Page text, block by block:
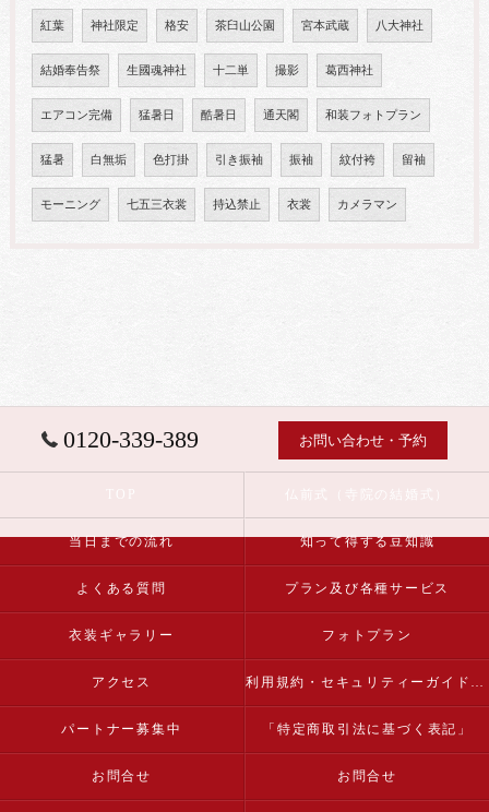
紅葉 神社限定 格安 茶臼山公園 宮本武蔵 八大神社
結婚奉告祭 生國魂神社 十二単 撮影 葛西神社
エアコン完備 猛暑日 酷暑日 通天閣 和装フォトプラン
猛暑 白無垢 色打掛 引き振袖 振袖 紋付袴 留袖
モーニング 七五三衣裳 持込禁止 衣裳 カメラマン
0120-339-389 お問い合わせ・予約
当日までの流れ 知って得する豆知識
よくある質問 プラン及び各種サービス
衣装ギャラリー フォトプラン
アクセス 利用規約・セキュリティーガイドライン
パートナー募集中 「特定商取引法に基づく表記」
お問合せ お問合せ